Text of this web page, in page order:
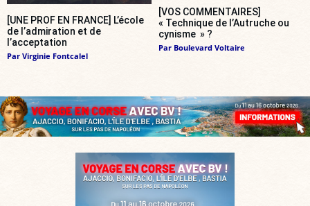
[UNE PROF EN FRANCE] L’école
de l’admiration et de
l’acceptation
Par Virginie Fontcalel
[VOS COMMENTAIRES]
« Technique de l’Autruche ou
cynisme » ?
Par Boulevard Voltaire